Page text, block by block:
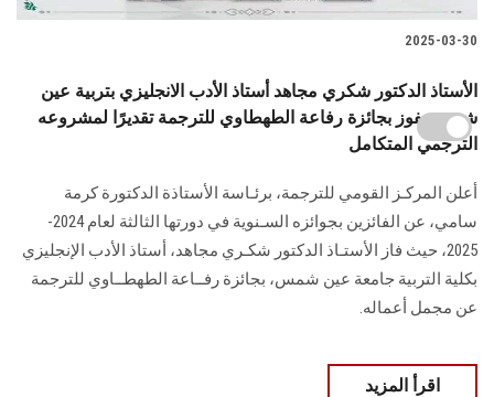
2025-03-30
الأستاذ الدكتور شكري مجاهد أستاذ الأدب الانجليزي بتربية عين
شمس يفوز بجائزة رفاعة الطهطاوي للترجمة تقديرًا لمشروعه
الترجمي المتكامل
أعلن المركـز القومي للترجمة، برئـاسة الأستاذة الدكتورة كرمة
سامي، عن الفائزين بجوائزه السـنوية في دورتها الثالثة لعام 2024-
2025، حيث فاز الأستـاذ الدكتور شكـري مجاهد، أستاذ الأدب الإنجليزي
بكلية التربية جامعة عين شمس، بجائزة رفــاعة الطهطــاوي للترجمة
عن مجمل أعماله.
اقرأ المزيد